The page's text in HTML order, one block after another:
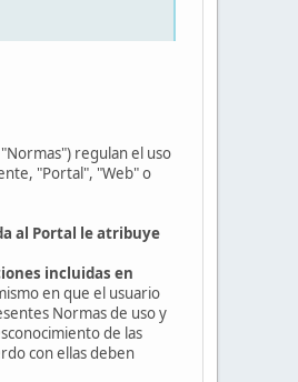
regulan el uso
"Portal", "Web" o
al Portal le atribuye
incluidas en
en que el usuario
Normas de uso y
de las
con ellas deben